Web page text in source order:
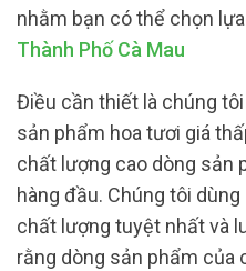
nhằm bạn có thể chọn
Thành Phố Cà Mau
Điều cần thiết là chúng
sản phẩm hoa tươi giá
chất lượng cao dòng sản
hàng đầu. Chúng tôi
chất lượng tuyệt nhất và
rằng dòng sản phẩm của